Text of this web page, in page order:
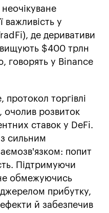
важливість у
де деривативи
$400 трлн
говорять у Binance
торгівлі
очолив розвиток
ставок у DeFi.
сильним
попит
Підтримуючи
обмежуючись
прибутку,
й забезпечив